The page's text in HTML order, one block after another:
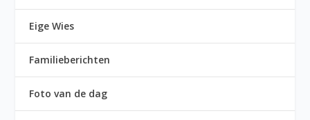
Eige Wies
Familieberichten
Foto van de dag